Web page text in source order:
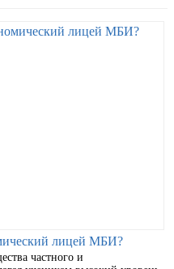
лицей МБИ?
частного и